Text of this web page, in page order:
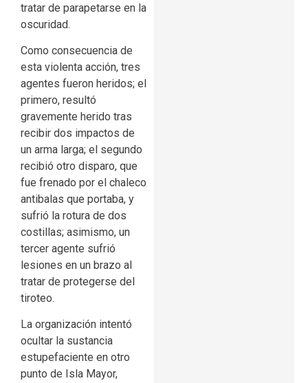
tratar de parapetarse en la
oscuridad.
Como consecuencia de
esta violenta acción, tres
agentes fueron heridos; el
primero, resultó
gravemente herido tras
recibir dos impactos de
un arma larga; el segundo
recibió otro disparo, que
fue frenado por el chaleco
antibalas que portaba, y
sufrió la rotura de dos
costillas; asimismo, un
tercer agente sufrió
lesiones en un brazo al
tratar de protegerse del
tiroteo.
La organización intentó
ocultar la sustancia
estupefaciente en otro
punto de Isla Mayor,